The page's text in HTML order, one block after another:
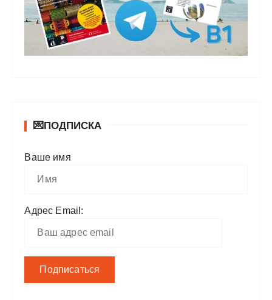
💌ПОДПИСКА
Ваше имя
Адрес Email: